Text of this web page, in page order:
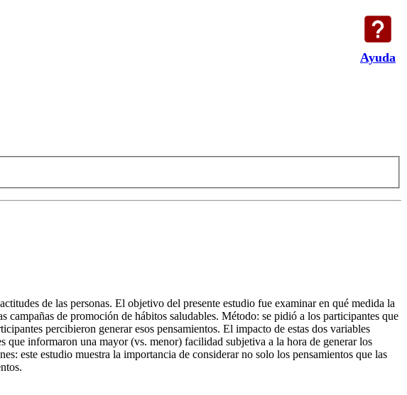
Ayuda
de las personas. El objetivo del presente estudio fue examinar en qué medida la
de promoción de hábitos saludables. Método: se pidió a los participantes que
percibieron generar esos pensamientos. El impacto de estas dos variables
que informaron una mayor (vs. menor) facilidad subjetiva a la hora de generar los
este estudio muestra la importancia de considerar no solo los pensamientos que las